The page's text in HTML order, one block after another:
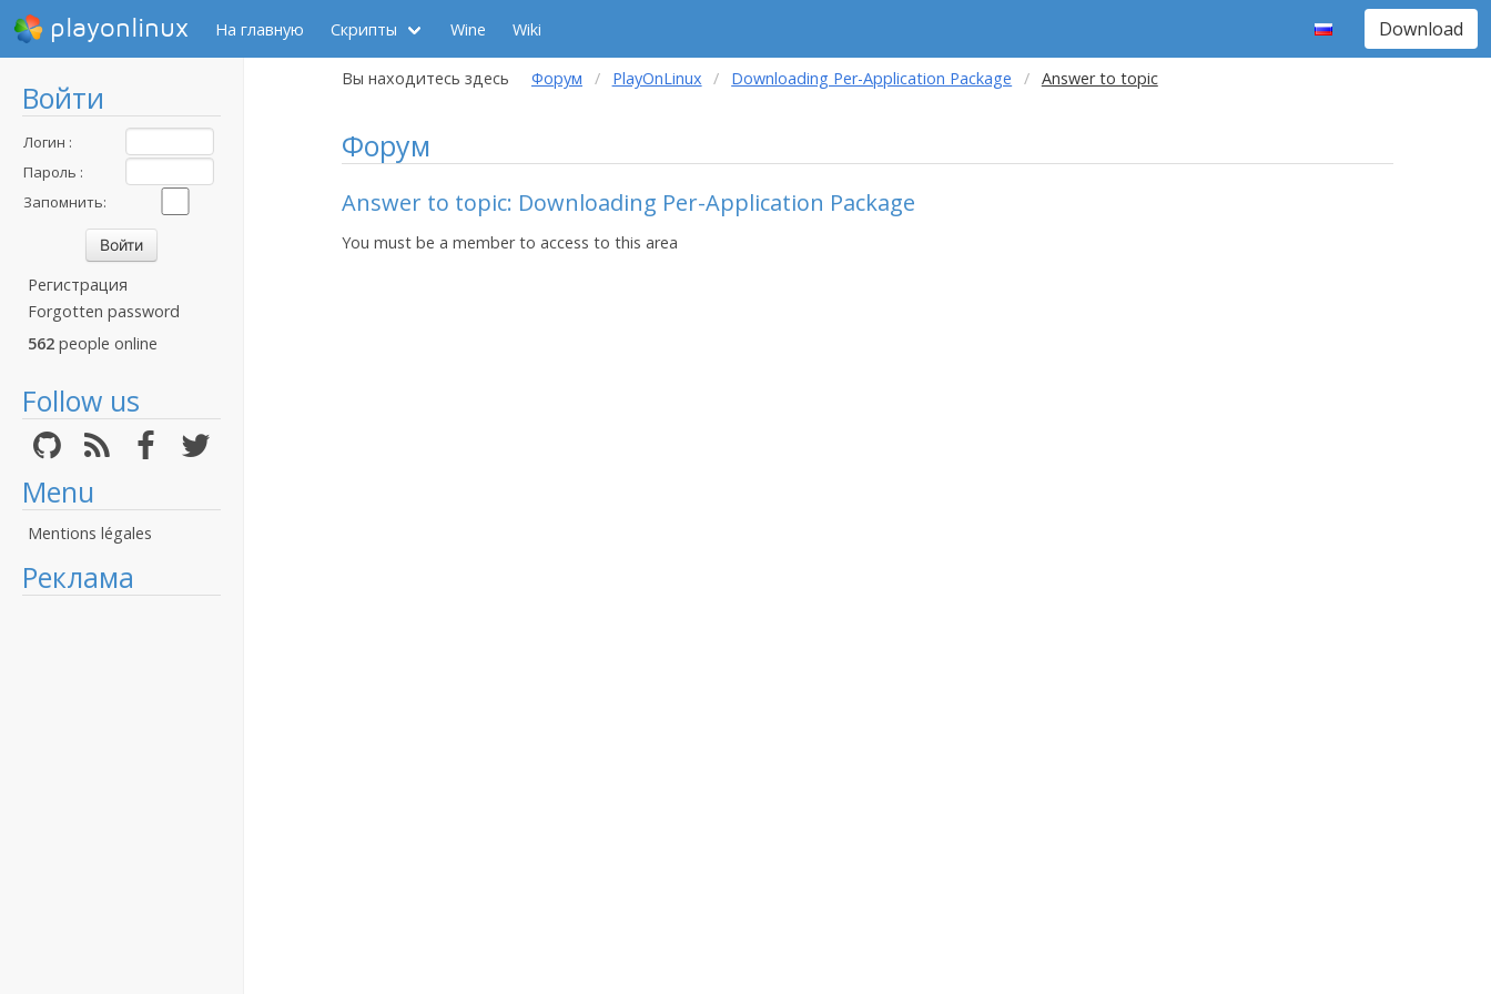
playonlinux На главную Скрипты Wine Wiki Download
Войти
Логин :
Пароль :
Запомнить:
Регистрация
Forgotten password
562 people online
Follow us
Menu
Mentions légales
Реклама
Вы находитесь здесь Форум PlayOnLinux Downloading Per-Application Package Answer to topic
Форум
Answer to topic: Downloading Per-Application Package
You must be a member to access to this area